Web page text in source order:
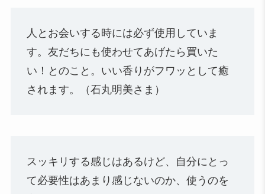
人とお会いする時には必ず使用していま
す。友だちにも使わせてあげたら買いた
い！とのこと。いい香りがフワッとして癒
されます。（石丸明美さま）
スッキリする感じはあるけど、自分にとっ
て必要性はあまり感じないのか、使うのを